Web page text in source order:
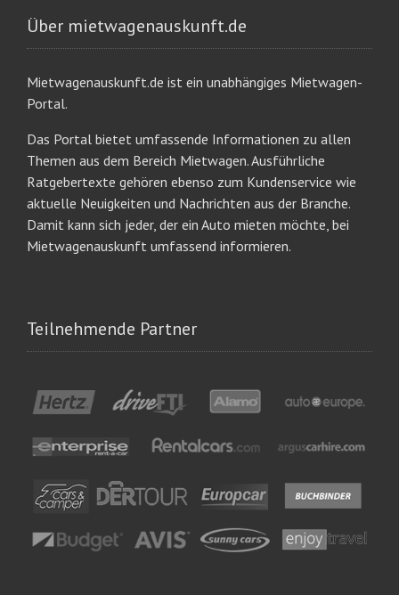
Über mietwagenauskunft.de
Mietwagenauskunft.de ist ein unabhängiges Mietwagen-
Portal.
Das Portal bietet umfassende Informationen zu allen
Themen aus dem Bereich Mietwagen. Ausführliche
Ratgebertexte gehören ebenso zum Kundenservice wie
aktuelle Neuigkeiten und Nachrichten aus der Branche.
Damit kann sich jeder, der ein Auto mieten möchte, bei
Mietwagenauskunft umfassend informieren.
Teilnehmende Partner